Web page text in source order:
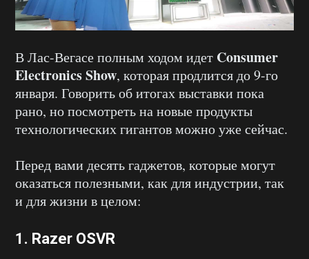
В Лас-Вегасе полным ходом идет Consumer
ElectronicsShow, которая продлится до 9-го
января. Говорить об итогах выставки пока
рано, но посмотреть на новые продукты
технологических гигантов можно уже сейчас.
Перед вами десять гаджетов, которые могут
оказаться полезными, как для индустрии, так
и для жизни в целом:
1. Razer OSVR